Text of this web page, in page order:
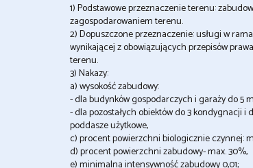
1) Podstawowe przeznaczenie terenu:
zagospodarowaniem terenu.
2) Dopuszczone przeznaczenie: usługi w
wynikającej z obowiązujących przepisów
terenu.
3) Nakazy:
a) wysokość zabudowy:
- dla budynków gospodarczych i garaży do 5
- dla pozostałych obiektów do 3 kondygnacji i
poddasze użytkowe,
c) procent powierzchni biologicznie czynnej:
d) procent powierzchni zabudowy- max. 30%,